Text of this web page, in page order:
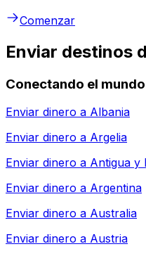
Comenzar
Enviar destinos
Conectando el mundo
Enviar dinero a Albania
Enviar dinero a Argelia
Enviar dinero a Antigua y
Enviar dinero a Argentina
Enviar dinero a Australia
Enviar dinero a Austria